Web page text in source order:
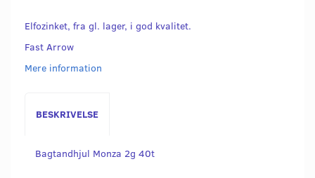
Elfozinket, fra gl. lager, i god kvalitet.
Fast Arrow
Mere information
BESKRIVELSE
Bagtandhjul Monza 2g 40t